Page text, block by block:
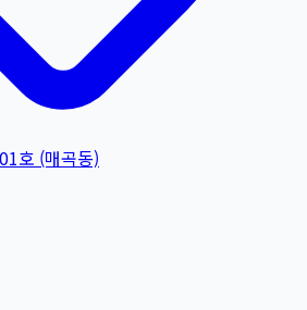
호 (매곡동)